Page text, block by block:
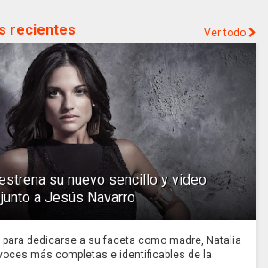
recientes Ver todo
su nuevo sencillo y video
a Jesús Navarro
para dedicarse a su faceta como madre, Natalia
más completas e identificables de la